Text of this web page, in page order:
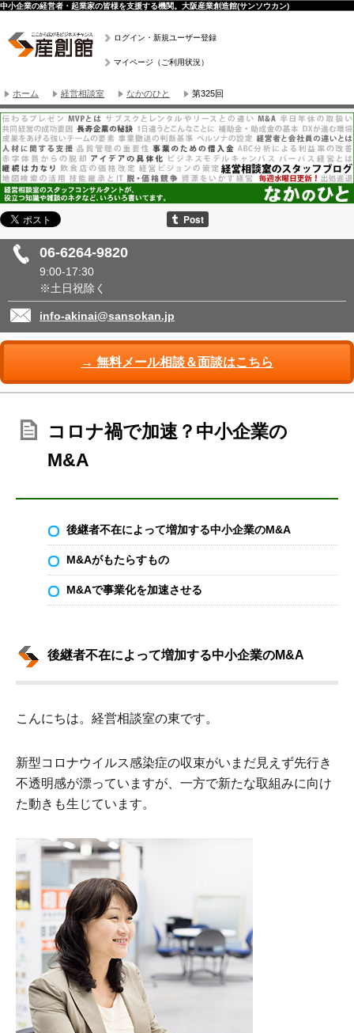
中小企業の経営者・起業家の皆様を支援する機関。大阪産業創造館(サンソウカン)
ログイン・新規ユーザー登録
マイページ（ご利用状況）
ホーム 経営相談室 なかのひと 第325回
06-6264-9820
9:00-17:30
※土日祝除く
info-akinai@sansokan.jp
→ 無料メール相談＆面談はこちら
コロナ禍で加速？中小企業の
M&A
後継者不在によって増加する中小企業のM&A
M&Aがもたらすもの
M&Aで事業化を加速させる
後継者不在によって増加する中小企業のM&A
こんにちは。経営相談室の東です。
新型コロナウイルス感染症の収束がいまだ見えず先行き
不透明感が漂っていますが、一方で新たな取組みに向け
た動きも生じています。